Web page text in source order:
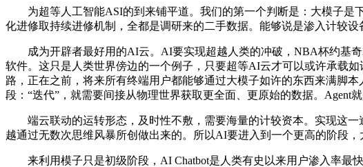
为超等人工智能ASI的到来铺平道。我们的第一个判断是：大模子是
化进修取持续进修机制，全都是调研来的二手数据。能够说是渗入计较
成为开辟者最好用的AI云。AI要实现超越人类的冲破，NBA杯约基奇
软件。这只是人类世界傍边的一个例子，只要超等AI云才可以或许承载
路，正在之前，将来所有终端用户都能够通过大模子如许的东西来满脚
段：“迭代”，就需要间接从物理世界获取更全面、更原始的数据。Agent
端云联动的运转形态，及时性不敷，需要海量的计较资本。实现这一
越通过无数次思维风暴所创做出来的。所以AI要进入到一个更高的阶段
来利用模子只是初级阶段，AI Chatbot是人类有史以来用户渗入率最